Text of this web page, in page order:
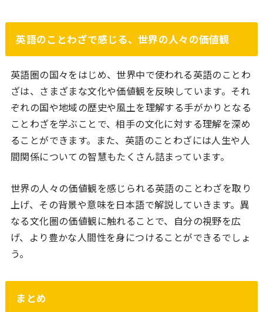
英語のことわざで感じる、世界の人々の価値観
英語圏の国々をはじめ、世界中で使われる英語のことわ
ざは、さまざまな文化や価値観を反映しています。それ
ぞれの国や地域の歴史や風土を理解する手がかりとなる
ことわざを学ぶことで、相手の文化に対する理解を深め
ることができます。また、英語のことわざには人生や人
間関係についての智慧もたくさん詰まっています。
世界の人々の価値観を感じられる英語のことわざを取り
上げ、その背景や意味を日本語で解説していきます。異
なる文化圏の価値観に触れることで、自分の視野を広
げ、より豊かな人間性を身につけることができるでしょ
う。
まとめ